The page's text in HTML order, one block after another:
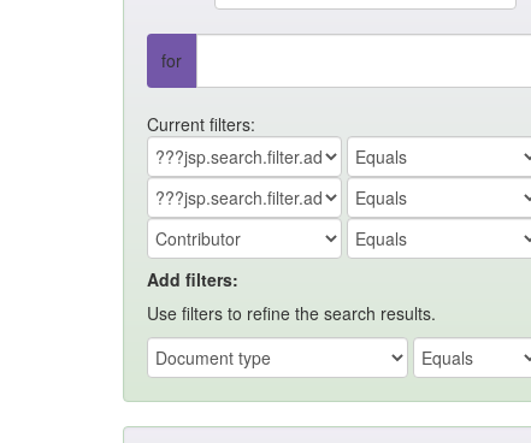
for
Current filters:
Add filters:
Use filters to refine the search results.